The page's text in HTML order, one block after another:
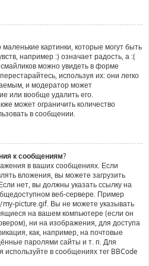
картинки, которые могут быть
например :) означает радость, а :(
можно увидеть в форме
используя их: они легко
и модератор может
или вообще удалить его.
может ограничить количество
в сообщении.
к сообщениям?
в ваших сообщениях. Если
вложения, вы можете загрузить
нет, вы должны указать ссылку на
веб-сервере. Пример
picture.gif. Вы не можете указывать
на вашем компьютере (если он
ни на изображения, для доступа
как, например, на почтовые
паролями сайты и т. п. Для
используйте в сообщениях тег BBCode